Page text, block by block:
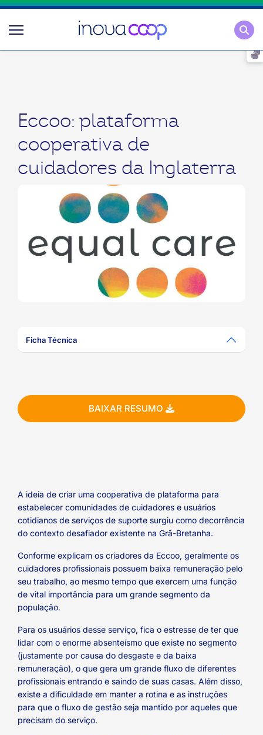
Eccoo: plataforma
cooperativa de
cuidadores da Inglaterra
Ficha Técnica
BAIXAR RESUMO
A ideia de criar uma cooperativa de plataforma para
estabelecer comunidades de cuidadores e usuários
cotidianos de serviços de suporte surgiu como decorrência
do contexto desafiador existente na Grã-Bretanha.
Conforme explicam os criadores da Eccoo, geralmente os
cuidadores profissionais possuem baixa remuneração pelo
seu trabalho, ao mesmo tempo que exercem uma função
de vital importância para um grande segmento da
população.
Para os usuários desse serviço, fica o estresse de ter que
lidar com o enorme absenteísmo que existe no segmento
(justamente por causa do desgaste e da baixa
remuneração), o que gera um grande fluxo de diferentes
profissionais entrando e saindo de suas casas. Além disso,
existe a dificuldade em manter a rotina e as instruções
para que o fluxo de gestão seja mantido por aqueles que
precisam do serviço.